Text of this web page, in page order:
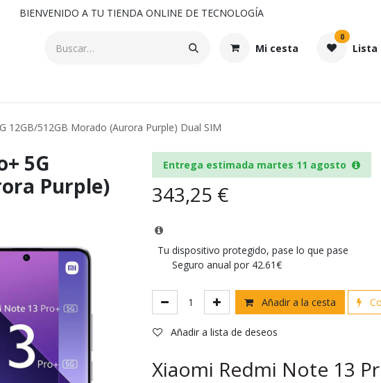
BIENVENIDO A TU TIENDA ONLINE DE TECNOLOGÍA
Mi cesta
0
Lista
12GB/512GB Morado (Aurora Purple) Dual SIM
5G
Purple)
Entrega estimada martes 11 agosto
343,25 €
Tu dispositivo protegido, pase lo que pase
Seguro anual por 42.61€
Añadir a la cesta
Añadir a lista de deseos
Xiaomi Redmi Note 13